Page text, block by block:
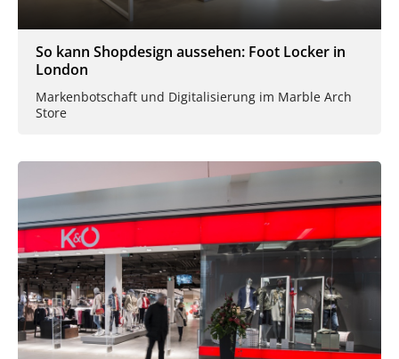
So kann Shopdesign aussehen: Foot Locker in
London
Markenbotschaft und Digitalisierung im Marble Arch
Store